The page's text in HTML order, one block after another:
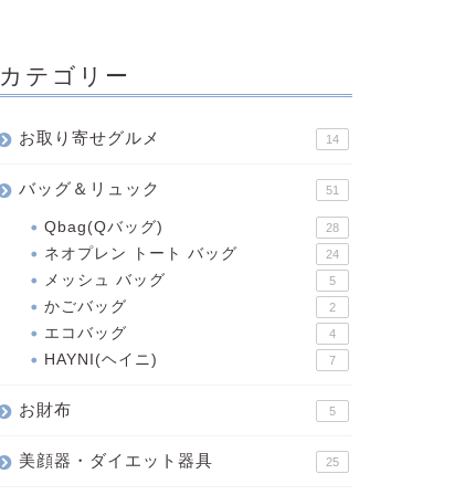
カテゴリー
お取り寄せグルメ 14
バッグ＆リュック 51
Qbag(Qバッグ) 28
ネオプレン トート バッグ 24
メッシュ バッグ 5
かごバッグ 2
エコバッグ 4
HAYNI(ヘイニ) 7
お財布 5
美顔器・ダイエット器具 25